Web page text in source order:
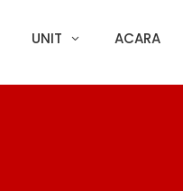
UNIT ACARA